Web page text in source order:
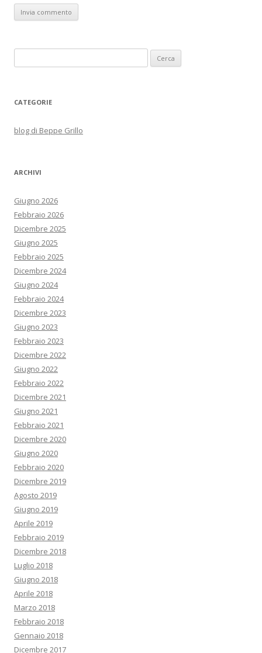
per:
CATEGORIE
blog di Beppe Grillo
ARCHIVI
Giugno 2026
Febbraio 2026
Dicembre 2025
Giugno 2025
Febbraio 2025
Dicembre 2024
Giugno 2024
Febbraio 2024
Dicembre 2023
Giugno 2023
Febbraio 2023
Dicembre 2022
Giugno 2022
Febbraio 2022
Dicembre 2021
Giugno 2021
Febbraio 2021
Dicembre 2020
Giugno 2020
Febbraio 2020
Dicembre 2019
Agosto 2019
Giugno 2019
Aprile 2019
Febbraio 2019
Dicembre 2018
Luglio 2018
Giugno 2018
Aprile 2018
Marzo 2018
Febbraio 2018
Gennaio 2018
Dicembre 2017